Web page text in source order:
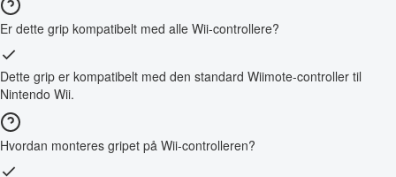
Er dette grip kompatibelt med alle Wii-controllere?
Dette grip er kompatibelt med den standard Wiimote-controller til
Nintendo Wii.
Hvordan monteres gripet på Wii-controlleren?